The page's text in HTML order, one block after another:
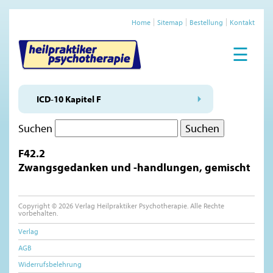
Home Sitemap Bestellung Kontakt
☰
ICD-10 Kapitel F
Suchen
F42.2
Zwangsgedanken und -handlungen, gemischt
Copyright © 2026 Verlag Heilpraktiker Psychotherapie. Alle Rechte
vorbehalten.
Verlag
AGB
Widerrufsbelehrung